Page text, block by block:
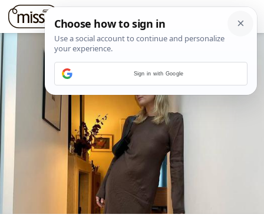
Sign in with Google